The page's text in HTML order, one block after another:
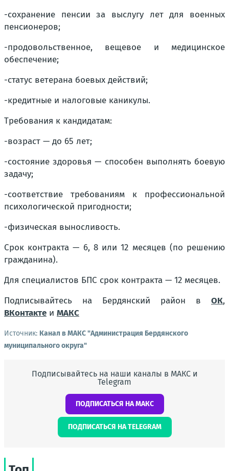
-сохранение пенсии за выслугу лет для военных
пенсионеров;
-продовольственное, вещевое и медицинское
обеспечение;
-статус ветерана боевых действий;
-кредитные и налоговые каникулы.
Требования к кандидатам:
-возраст — до 65 лет;
-состояние здоровья — способен выполнять боевую
задачу;
-соответствие требованиям к профессиональной
психологической пригодности;
-физическая выносливость.
Срок контракта — 6, 8 или 12 месяцев (по решению
гражданина).
Для специалистов БПС срок контракта — 12 месяцев.
Подписывайтесь на Бердянский район в ОК,
ВКонтакте и МАКС
Источник: Канал в МАКС "Администрация Бердянского
муниципального округа"
Подписывайтесь на наши каналы в МАКС и
Telegram
ПОДПИСАТЬСЯ НА МАКС
ПОДПИСАТЬСЯ НА TELEGRAM